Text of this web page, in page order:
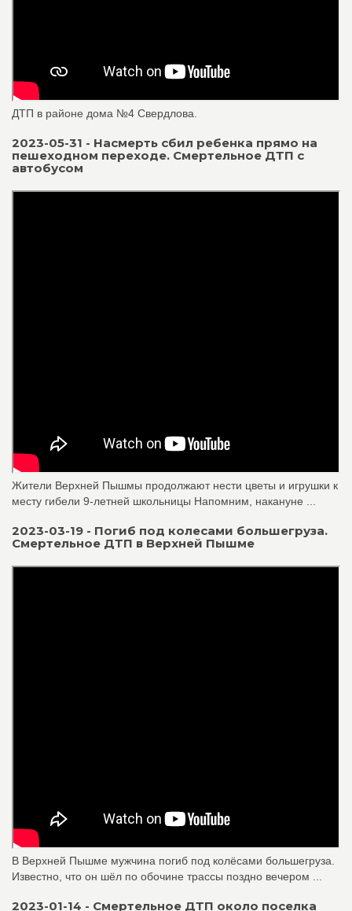
ДТП в районе дома №4 Свердлова.
2023-05-31 - Насмерть сбил ребенка прямо на
пешеходном переходе. Смертельное ДТП с
автобусом
Жители Верхней Пышмы продолжают нести цветы и игрушки к
месту гибели 9-летней школьницы Напомним, накануне ...
2023-03-19 - Погиб под колесами большегруза.
Смертельное ДТП в Верхней Пышме
В Верхней Пышме мужчина погиб под колёсами большегруза.
Известно, что он шёл по обочине трассы поздно вечером ...
2023-01-14 - Смертельное ДТП около поселка